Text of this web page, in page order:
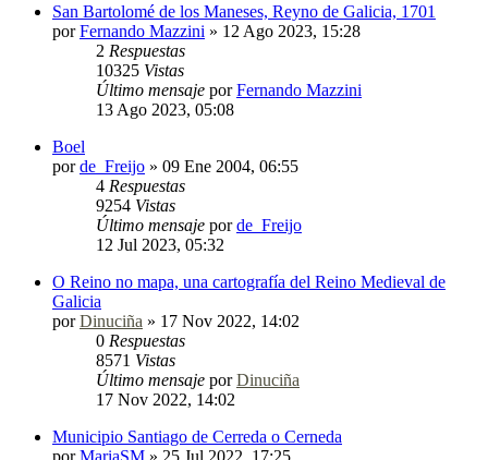
San Bartolomé de los Maneses, Reyno de Galicia, 1701
porFernando Mazzini » 12 Ago 2023, 15:28
2 Respuestas
10325 Vistas
Último mensaje porFernando Mazzini
13 Ago 2023, 05:08
Boel
porde_Freijo » 09 Ene 2004, 06:55
4 Respuestas
9254 Vistas
Último mensaje porde_Freijo
12 Jul 2023, 05:32
O Reino no mapa, una cartografía del Reino Medieval de
Galicia
porDinuciña » 17 Nov 2022, 14:02
0 Respuestas
8571 Vistas
Último mensaje porDinuciña
17 Nov 2022, 14:02
Municipio Santiago de Cerreda o Cerneda
porMariaSM » 25 Jul 2022, 17:25